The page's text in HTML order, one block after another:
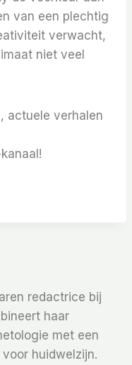
van een plechtig
verwacht,
niet veel
actuele verhalen
redactrice bij
haar
met een
huidwelzijn.